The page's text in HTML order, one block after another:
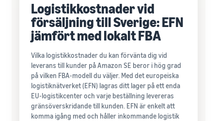
Logistikkostnader vid
försäljning till Sverige: EFN
jämfört med lokalt FBA
Vilka logistikkostnader du kan förvänta dig vid
leverans till kunder på Amazon SE beror i hög grad
på vilken FBA-modell du väljer. Med det europeiska
logistiknätverket (EFN) lagras ditt lager på ett enda
EU-logistikcenter och varje beställning levereras
gränsöverskridande till kunden. EFN är enkelt att
komma igång med och håller inkommande logistik